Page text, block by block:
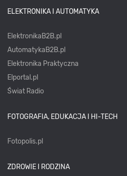
ELEKTRONIKA I AUTOMATYKA
ElektronikaB2B.pl
AutomatykaB2B.pl
Elektronika Praktyczna
Elportal.pl
Świat Radio
FOTOGRAFIA, EDUKACJA I HI-TECH
Fotopolis.pl
ZDROWIE I RODZINA